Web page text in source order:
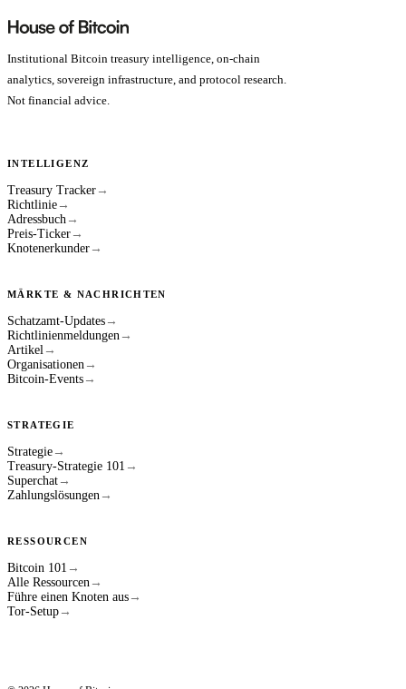
Institutional Bitcoin treasury intelligence, on-chain
analytics, sovereign infrastructure, and protocol research.
Not financial advice.
INTELLIGENZ
Treasury Tracker →
Richtlinie →
Adressbuch →
Preis-Ticker →
Knotenerkunder →
MÄRKTE & NACHRICHTEN
Schatzamt-Updates →
Richtlinienmeldungen →
Artikel →
Organisationen →
Bitcoin-Events →
STRATEGIE
Strategie →
Treasury-Strategie 101 →
Superchat →
Zahlungslösungen →
RESSOURCEN
Bitcoin 101 →
Alle Ressourcen →
Führe einen Knoten aus →
Tor-Setup →